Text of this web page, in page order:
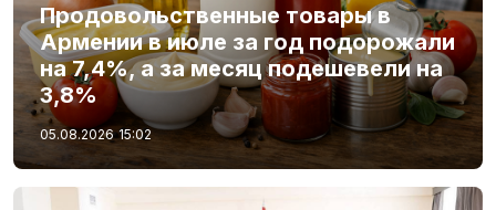
Продовольственные товары в
Армении в июле за год подорожали
на 7,4%, а за месяц подешевели на
3,8%
05.08.2026 15:02